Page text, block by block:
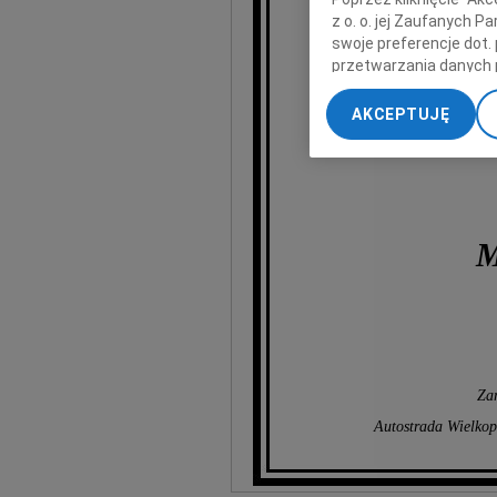
w tych trudnych
Autostrada
z o. o. jej Zaufanych
swoje preferencje dot.
przetwarzania danych
„Ustawienia
My, nasi Zaufani
dokładnych danych
Przechowywanie
treści, badnie
AKCEPTUJĘ